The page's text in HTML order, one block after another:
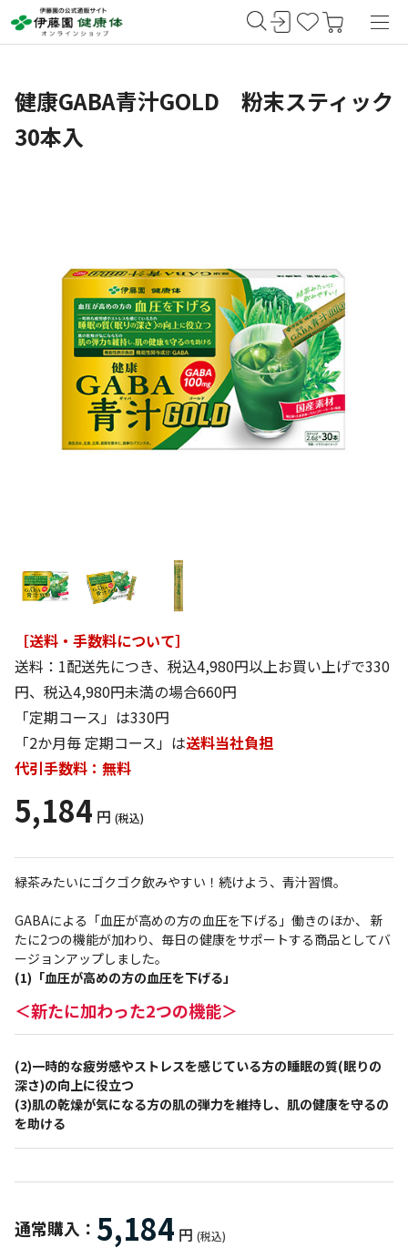
健康GABA青汁GOLD 粉末スティック
30本入
［送料・手数料について］
送料：1配送先につき、税込4,980円以上お買い上げで330
円、税込4,980円未満の場合660円
「定期コース」は330円
「2か月毎 定期コース」は送料当社負担
代引手数料：無料
緑茶みたいにゴクゴク飲みやすい！続けよう、青汁習慣。
GABAによる「血圧が高めの方の血圧を下げる」働きのほか、 新
たに2つの機能が加わり、毎日の健康をサポートする商品としてバ
ージョンアップしました。
(1)「血圧が高めの方の血圧を下げる」
＜新たに加わった2つの機能＞
(2)一時的な疲労感やストレスを感じている方の睡眠の質(眠りの
深さ)の向上に役立つ
(3)肌の乾燥が気になる方の肌の弾力を維持し、肌の健康を守るの
を助ける
5,184 円 (税込)
通常購入： 5,184 円 (税込)